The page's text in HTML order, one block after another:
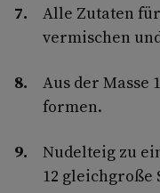
Alle Zutaten
vermischen
Aus der Masse
formen.
Nudelteig zu
12 gleichgroße